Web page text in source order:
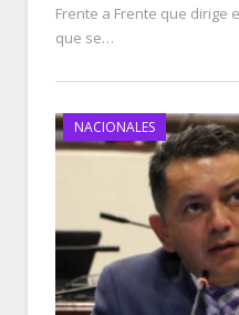
Frente a Frente que dirige
que se…
NACIONALES